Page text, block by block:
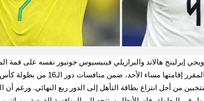
إيرلينج هالاند والبرازيلي فينيسيوس جونيور نفسه على قمة
من أجل انتزاع بطاقة التأهل إلى الدور ربع النهائي. ورغم أن